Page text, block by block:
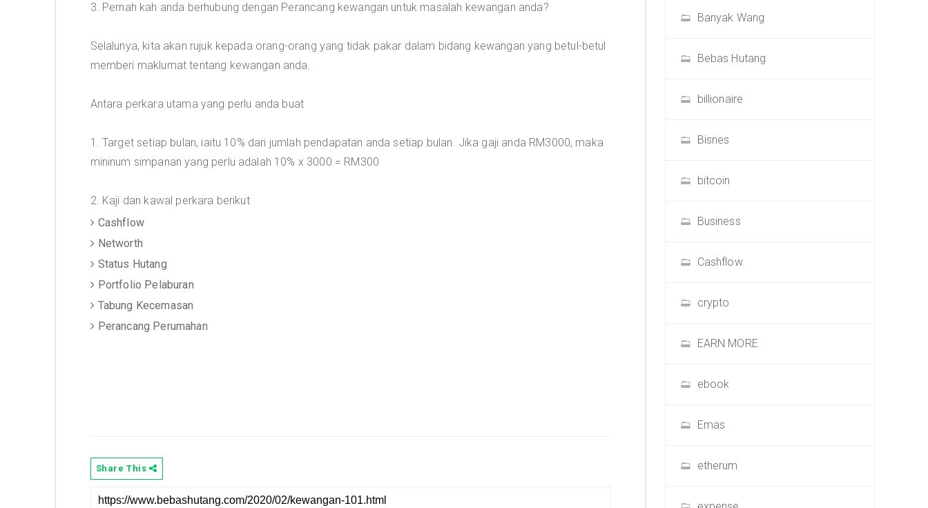
3. Pernah kah anda berhubung dengan Perancang kewangan untuk masalah kewangan anda?
Selalunya, kita akan rujuk kepada orang-orang yang tidak pakar dalam bidang kewangan yang betul-betul
memberi maklumat tentang kewangan anda.
Antara perkara utama yang perlu anda buat
1. Target setiap bulan, iaitu 10% dari jumlah pendapatan anda setiap bulan. Jika gaji anda RM3000, maka
mininum simpanan yang perlu adalah 10% x 3000 = RM300
2. Kaji dan kawal perkara berikut
Cashflow
Networth
Status Hutang
Portfolio Pelaburan
Tabung Kecemasan
Perancang Perumahan
Share This
Banyak Wang
Bebas Hutang
billionaire
Bisnes
bitcoin
Business
Cashflow
crypto
EARN MORE
ebook
Emas
etherum